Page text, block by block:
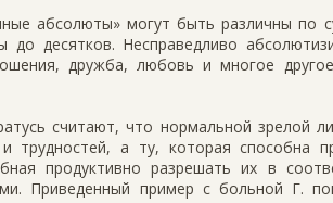
абсолюты» могут быть различны по
до десятков. Несправедливо
дружба, любовь и многое
считают, что нормальной зрелой
трудностей, а ту, которая способна
продуктивно разрешать их в
Приведенный пример с больной Г.